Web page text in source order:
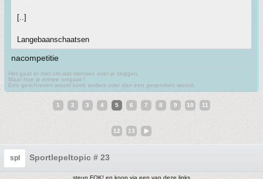
[..]
Langebaanschaatsen
nacompetitie
Het gaat er niet om wat mensen over je zeggen,
Maar hoe je ermee omgaat !
Een geschreven woord komt anders over dan een gesproken woord.
1 2 3 4 5 6 7 8 9 10 11
12 13
spl Sportlepeltopic # 23
steun FOK! en koop via een van deze links